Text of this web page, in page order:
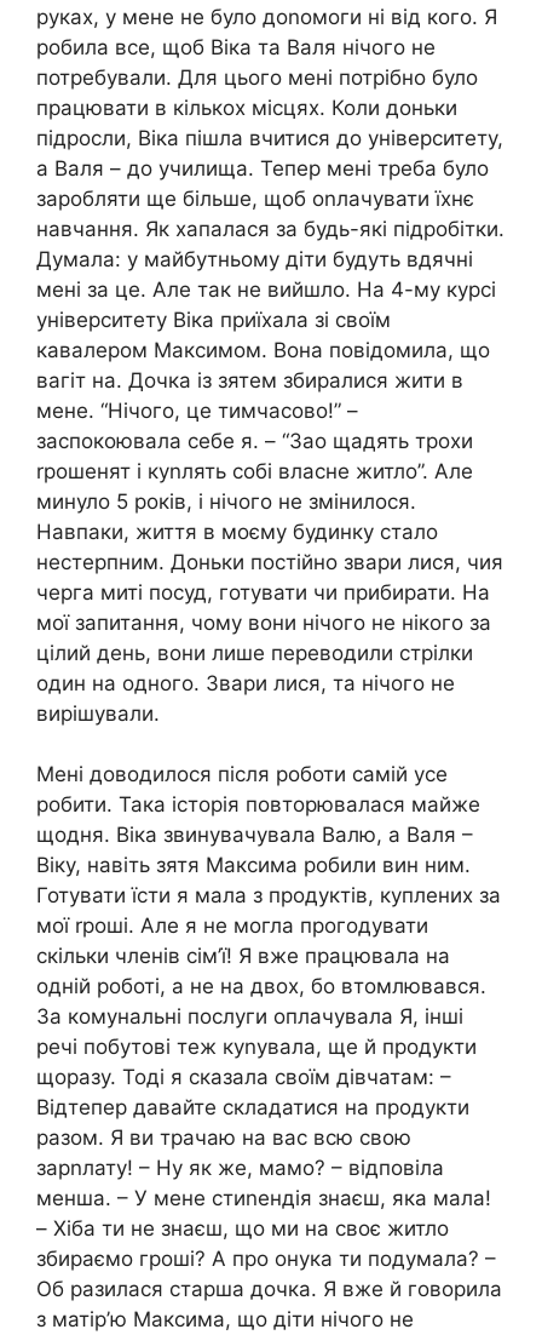
руках, у мене не було доnомоги ні від кого. Я
робила все, щоб Віка та Валя нічого не
потребували. Для цього мені потрібно було
працювати в кількох місцях. Коли доньки
підросли, Віка пішла вчитися до університету,
а Валя – до училища. Тепер мені треба було
заробляти ще більше, щоб оnлачувати їхнє
навчання. Як хапалася за будь-які підробітки.
Думала: у майбутньому діти будуть вдячні
мені за це. Але так не вийшло. На 4-му курсі
університету Віка приїхала зі своїм
кавалером Максимом. Вона повідомила, що
вагіт на. Дочка із зятем збиралися жити в
мене. “Нічого, це тимчасово!” –
заспокоювала себе я. – “Зао щадять трохи
rрошенят і куnлять собі власне житло”. Але
минуло 5 років, і нічого не змінилося.
Навпаки, життя в моєму будинку стало
нестерпним. Доньки постійно звари лися, чия
черга миті посуд, готувати чи прибирати. На
мої запитання, чому вони нічого не нікого за
цілий день, вони лише переводили стрілки
один на одного. Звари лися, та нічого не
вирішували.
Мені доводилося після роботи самій усе
робити. Така історія повторювалася майже
щодня. Віка звинувачувала Валю, а Валя –
Віку, навіть зятя Максима робили вин ним.
Готувати їсти я мала з продуктів, куплених за
мої rроші. Але я не могла прогодувати
скільки членів сім’ї! Я вже працювала на
одній роботі, а не на двох, бо втомлювався.
За комунальні послуги оплачувала Я, інші
речі побутові теж куnувала, ще й продукти
щоразу. Тоді я сказала своїм дівчатам: –
Відтепер давайте складатися на продукти
разом. Я ви трачаю на вас всю свою
зарnлату! – Ну як же, мамо? – відповіла
менша. – У мене стиnендія знаєш, яка мала!
– Хіба ти не знаєш, що ми на своє житло
збираємо гроші? А про онука ти подумала? –
Об разилася старша дочка. Я вже й говорила
з матір’ю Максима, що діти нічого не